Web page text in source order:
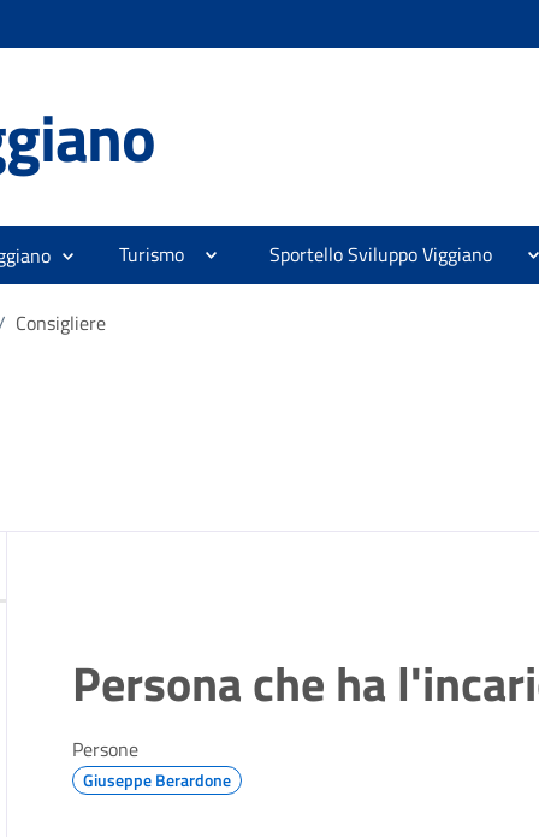
Turismo Sportello Sviluppo Viggiano
Consigliere
Persona che ha
Persone
Giuseppe Berardone